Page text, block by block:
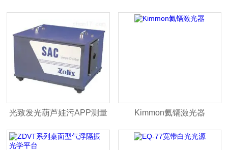
量样品室 测量专用样品室
光致发光葫芦娃污APP测量
专用样品室
Kimmon氦镉激光器